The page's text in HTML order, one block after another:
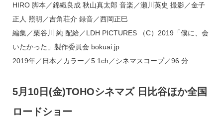
HIRO 脚本／錦織良成 秋山真太郎 音楽／瀬川英史 撮影／金子
正人 照明／吉角荘介 録音／西岡正巳
編集／栗谷川 純 配給／LDH PICTURES （C）2019「僕に、会
いたかった」製作委員会 bokuai.jp
2019年／日本／カラー／5.1ch／シネマスコープ／96 分
5月10日(金)TOHOシネマズ 日比谷ほか全国
ロードショー